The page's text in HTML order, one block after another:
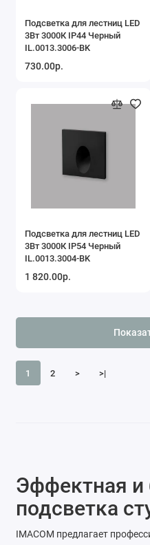
Подсветка для лестниц LED
3Вт 3000К IP44 Черный
IL.0013.3006-BK
730.00р.
Подсветка для лестниц LED
3Вт 3000К IP54 Черный
IL.0013.3004-BK
1 820.00р.
1 2 > >|
Эффектная и
подсветка
IMACOM предлагает